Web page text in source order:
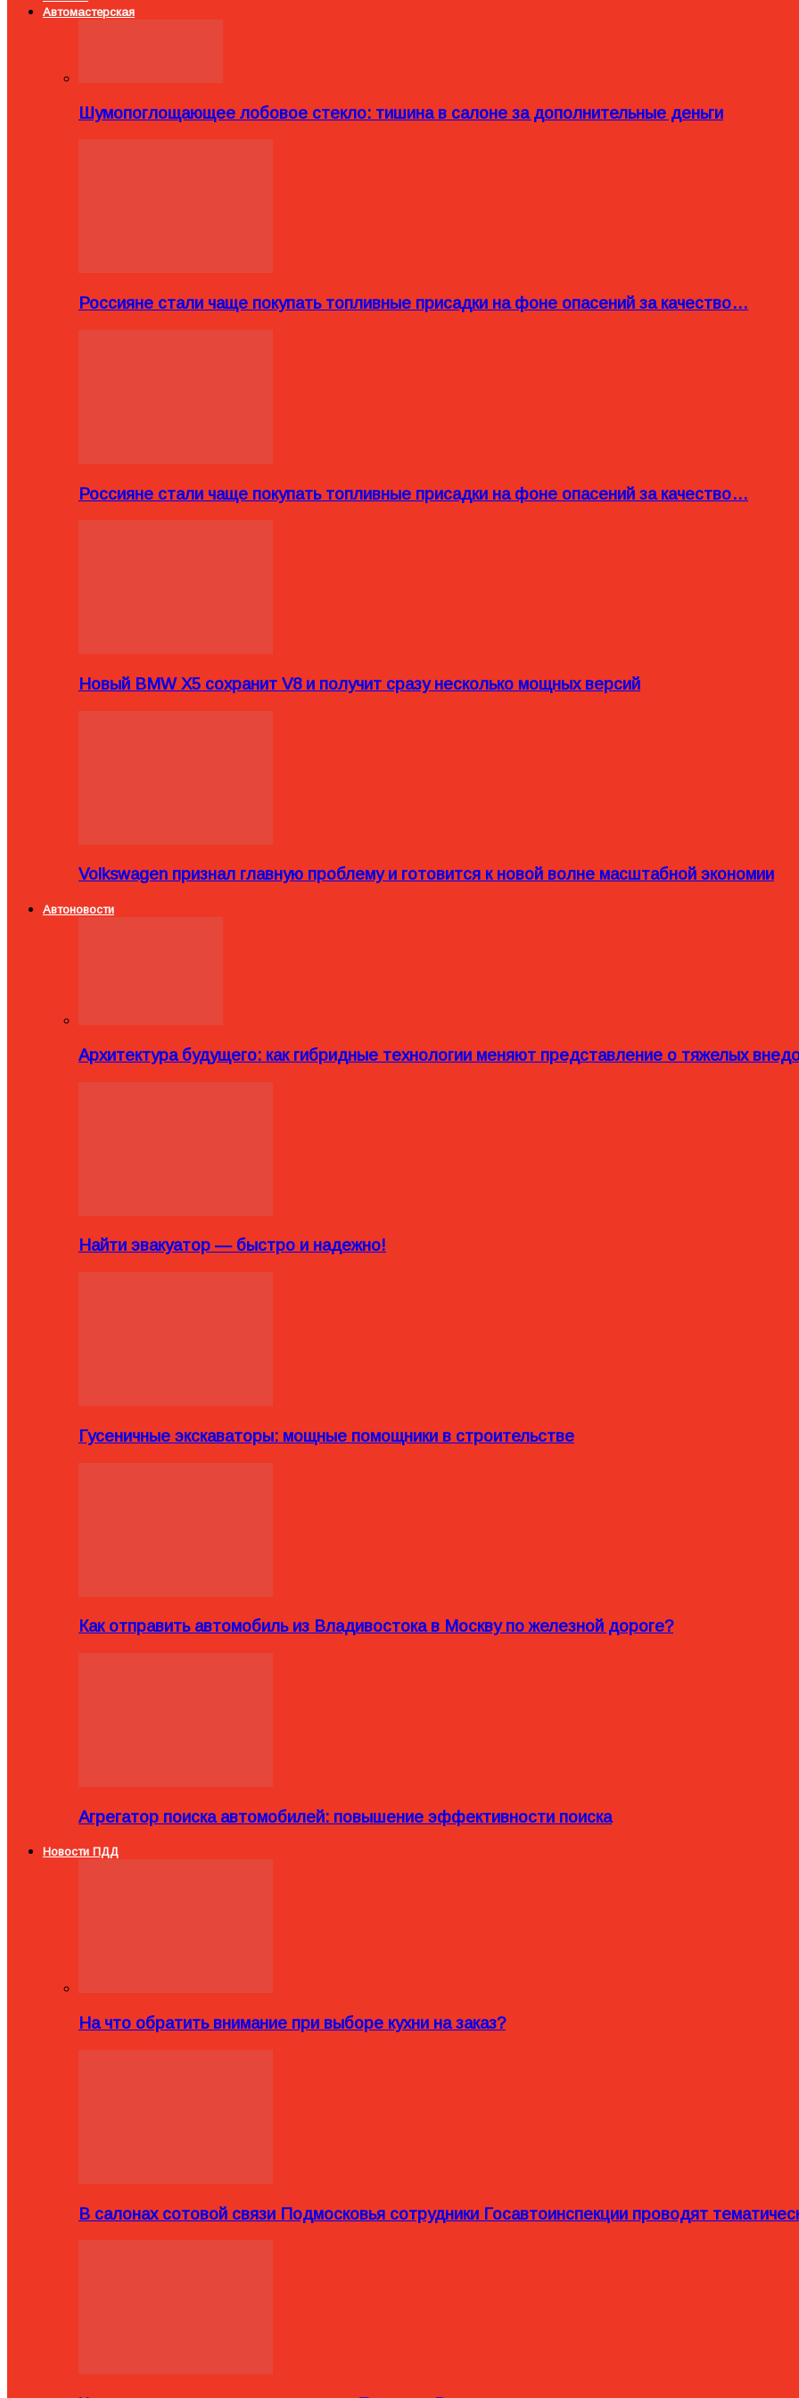
Автомастерская
Шумопоглощающее лобовое стекло: тишина в салоне за дополнительные деньги
Россияне стали чаще покупать топливные присадки на фоне опасений за качество…
Россияне стали чаще покупать топливные присадки на фоне опасений за качество…
Новый BMW X5 сохранит V8 и получит сразу несколько мощных версий
Volkswagen признал главную проблему и готовится к новой волне масштабной экономии
Автоновости
Архитектура будущего: как гибридные технологии меняют представление о тяжелых
Найти эвакуатор — быстро и надежно!
Гусеничные экскаваторы: мощные помощники в строительстве
Как отправить автомобиль из Владивостока в Москву по железной дороге?
Агрегатор поиска автомобилей: повышение эффективности поиска
Новости ПДД
На что обратить внимание при выборе кухни на заказ?
В салонах сотовой связи Подмосковья сотрудники Госавтоинспекции проводят